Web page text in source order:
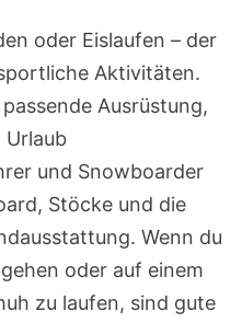
oder Eislaufen – der
Aktivitäten.
Ausrüstung,
Urlaub
und Snowboarder
Stöcke und die
Wenn du
oder auf einem
zu laufen, sind gute